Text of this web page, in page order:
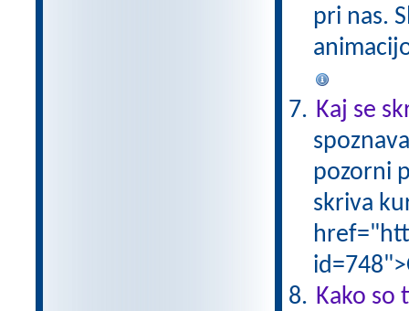
pri nas.
Kaj se
pozorni
skriva
Kako so